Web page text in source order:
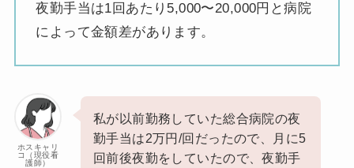
夜勤手当は1回あたり5,000〜20,000円と病院
によって金額差があります。
ホスキャリ
コ（現役看
護師）
私が以前勤務していた総合病院の夜
勤手当は2万円/回だったので、月に5
回前後夜勤をしていたので、夜勤手